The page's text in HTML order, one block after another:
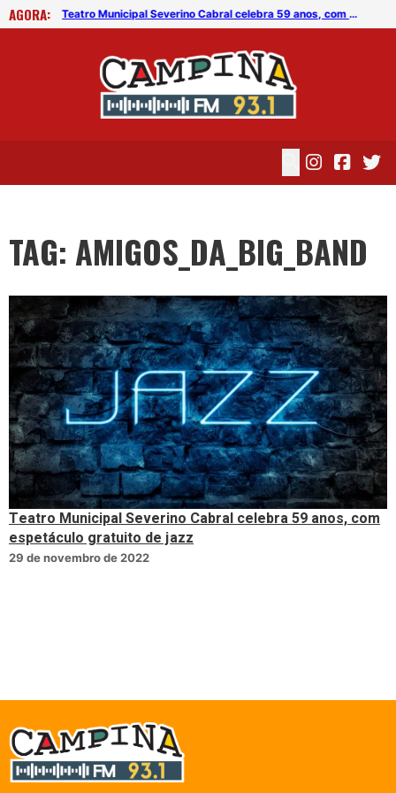
AGORA:
Teatro Municipal Severino Cabral celebra 59 anos, com espetáculo gratuito de jazz Teatro Municipal Severino Cabral celebra 59 anos, com espetáculo gratuito de jazz
TAG: AMIGOS_DA_BIG_BAND
Teatro Municipal Severino Cabral celebra 59 anos, com
espetáculo gratuito de jazz
29 de novembro de 2022